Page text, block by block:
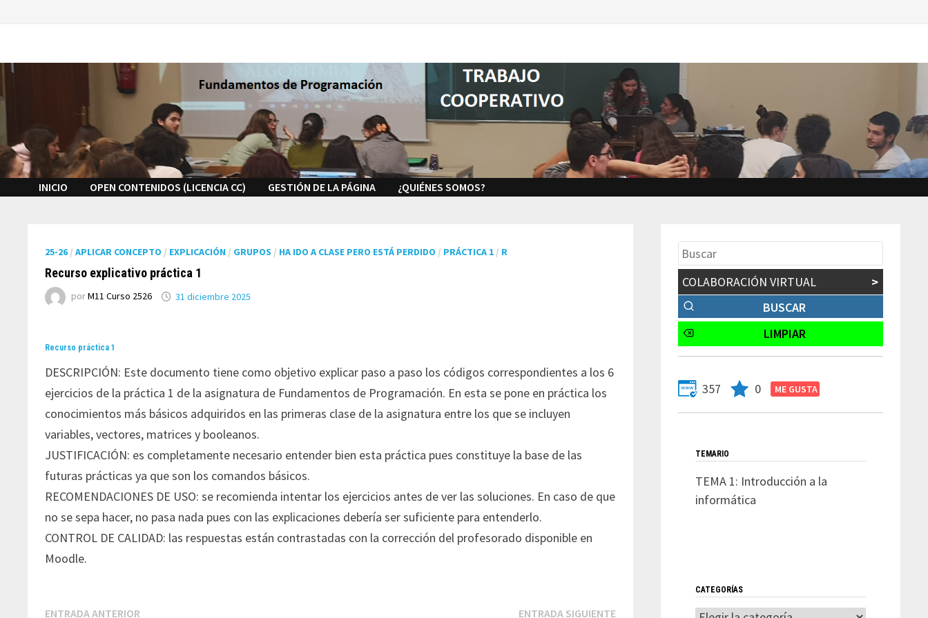
INICIO OPEN CONTENIDOS (LICENCIA CC) GESTIÓN DE LA PÁGINA ¿QUIÉNES SOMOS?
25-26 /APLICAR CONCEPTO / EXPLICACIÓN / GRUPOS / HA IDO A CLASE PERO ESTÁ PERDIDO / PRÁCTICA 1 / R
Recurso explicativo práctica 1
porM11 Curso 2526 31 diciembre 2025
Recurso práctica 1
DESCRIPCIÓN: Este documento tiene como objetivo explicar paso a paso los códigos correspondientes a los 6
ejercicios de la práctica 1 de la asignatura de Fundamentos de Programación. En esta se pone en práctica los
conocimientos más básicos adquiridos en las primeras clase de la asignatura entre los que se incluyen
variables, vectores, matrices y booleanos.
JUSTIFICACIÓN: es completamente necesario entender bien esta práctica pues constituye la base de las
futuras prácticas ya que son los comandos básicos.
RECOMENDACIONES DE USO: se recomienda intentar los ejercicios antes de ver las soluciones. En caso de que
no se sepa hacer, no pasa nada pues con las explicaciones debería ser suficiente para entenderlo.
CONTROL DE CALIDAD: las respuestas están contrastadas con la corrección del profesorado disponible en
Moodle.
Navegación
ENTRADA ANTERIOR ENTRADA SIGUIENTEEntrada
COLABORACIÓN VIRTUAL >
357 0
TEMARIO
TEMA 1: Introducción a la
informática
CATEGORÍAS